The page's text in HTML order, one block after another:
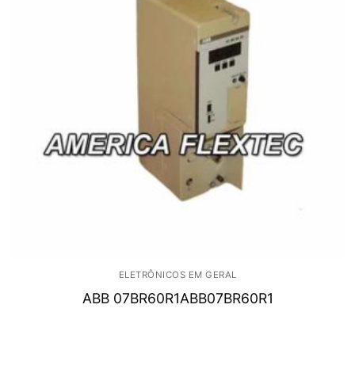
ELETRÔNICOS EM GERAL
ABB 07BR60R1ABB07BR60R1